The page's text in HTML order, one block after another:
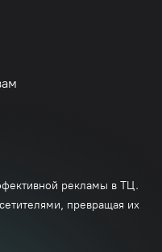
рекламы в ТЦ.
превращая их